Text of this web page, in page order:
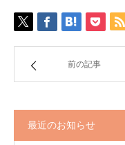
前の記事
最近のお知らせ